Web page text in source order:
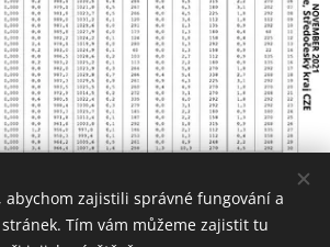
Listopad 2021 pdf
abychom zajistili správné fungování a
Tím vám můžeme zajistit tu